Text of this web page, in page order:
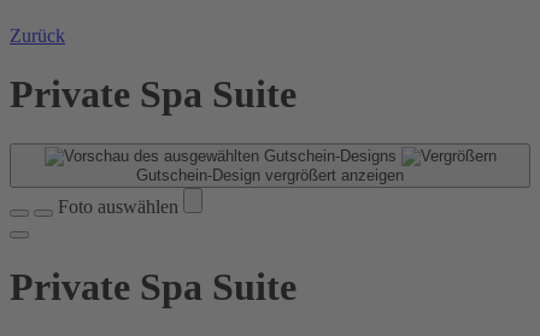
Zurück
Private Spa Suite
Gutschein-Design vergrößert anzeigen
Foto auswählen
Private Spa Suite